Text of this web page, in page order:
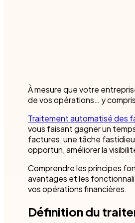
Obtenez une visite guidée
Tous les cas d'utilisation
Commencez avec nos
À mesure que votre
de vos opérations… y
Traitement automatisé des
vous faisant gagner un
factures, une tâche
opportun, améliorer la
Comprendre les principes
avantages et les
vos opérations financières.
Définition du